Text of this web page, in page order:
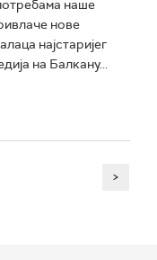
наше
нове
најстаријег
на Балкану...
>